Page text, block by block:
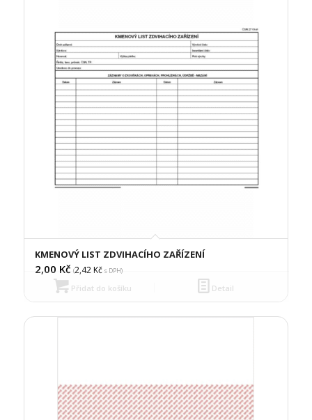
KMENOVÝ LIST ZDVIHACÍHO ZAŘÍZENÍ
2,00 Kč (2,42Kčs DPH)
Přidat do košíku Detail